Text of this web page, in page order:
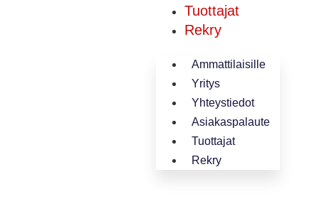
Tuottajat
Rekry
Ammattilaisille
Yritys
Yhteystiedot
Asiakaspalaute
Tuottajat
Rekry